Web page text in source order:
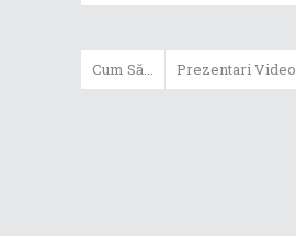
Cum Să... Prezentari Video